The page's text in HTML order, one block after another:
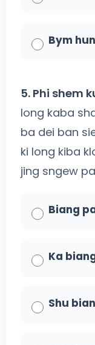
Bym
5. Phi shem
long kaba
ba dei ban
ki long kiba
jing sngew
Biang
Ka
Shu